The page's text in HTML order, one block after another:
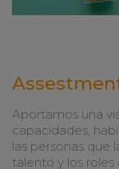
Aportamos una
capacidades,
las personas que
talento y los